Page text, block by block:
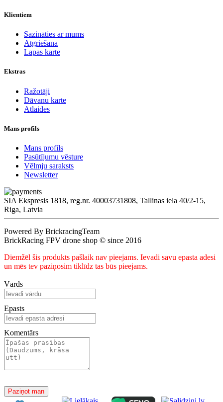
Klientiem
Sazināties ar mums
Atgriešana
Lapas karte
Ekstras
Ražotāji
Dāvanu karte
Atlaides
Mans profils
Mans profils
Pasūtījumu vēsture
Vēlmju saraksts
Newsletter
SIA Ekspresis 1818, reg.nr. 40003731808, Tallinas iela 40/2-15,
Riga, Latvia
Powered By BrickracingTeam
BrickRacing FPV drone shop © since 2016
Diemžēl šis produkts pašlaik nav pieejams. Ievadi savu epasta adesi
un mēs tev paziņosim tiklīdz tas būs pieejams.
Vārds
Epasts
Komentārs
Paziņot man